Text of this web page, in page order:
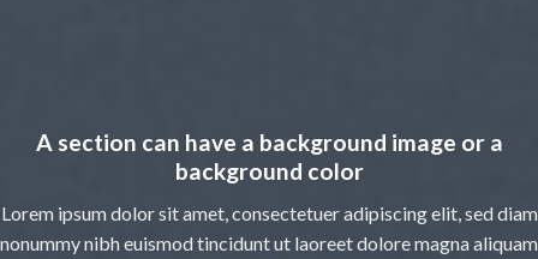
A section can have a background image or a
background color
Lorem ipsum dolor sit amet, consectetuer adipiscing elit, sed diam
nonummy nibh euismod tincidunt ut laoreet dolore magna aliquam